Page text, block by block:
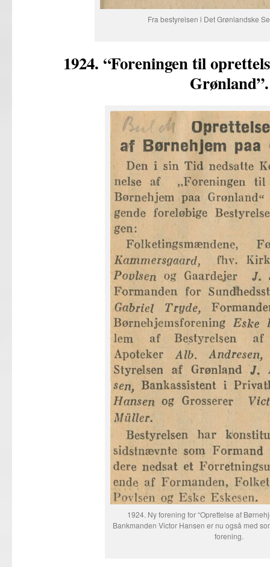
Fra bestyrelsen i Det Grønlandske
1924. “Foreningen til
Grønland”.
1924. Ny forening for “Oprettelse af
Bankmanden Victor Hansen er nu også med
forening.